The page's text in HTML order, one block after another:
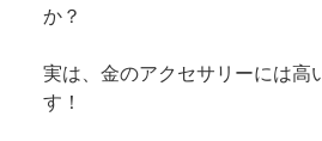
か？
実は、金のアクセサリーには高
す！